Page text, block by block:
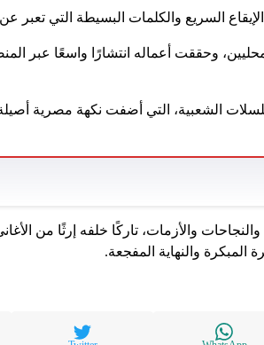
السريع والكلمات البسيطة التي تعبر
وحققت أعماله انتشارًا واسعًا عبر
الشعبية، التي أضفت نكهة مصرية
والأزمات، تاركًا خلفه إرثًا من
والنهاية المفجعة.